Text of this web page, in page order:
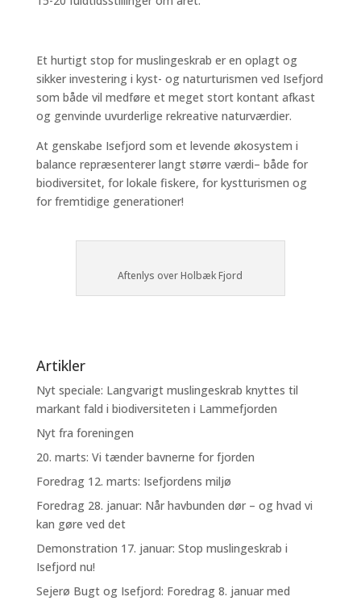
Et hurtigt stop for muslingeskrab er en oplagt og
sikker investering i kyst- og naturturismen ved Isefjord
som både vil medføre et meget stort kontant afkast
og genvinde uvurderlige rekreative naturværdier.
At genskabe Isefjord som et levende økosystem i
balance repræsenterer langt større værdi– både for
biodiversitet, for lokale fiskere, for kystturismen og
for fremtidige generationer!
Aftenlys over Holbæk Fjord
Artikler
Nyt speciale: Langvarigt muslingeskrab knyttes til
markant fald i biodiversiteten i Lammefjorden
Nyt fra foreningen
20. marts: Vi tænder bavnerne for fjorden
Foredrag 12. marts: Isefjordens miljø
Foredrag 28. januar: Når havbunden dør – og hvad vi
kan gøre ved det
Demonstration 17. januar: Stop muslingeskrab i
Isefjord nu!
Sejerø Bugt og Isefjord: Foredrag 8. januar med